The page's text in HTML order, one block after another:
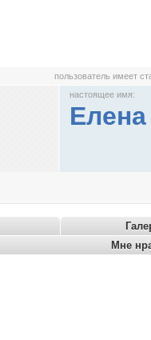
пользователь имеет
настоящее имя:
Мне